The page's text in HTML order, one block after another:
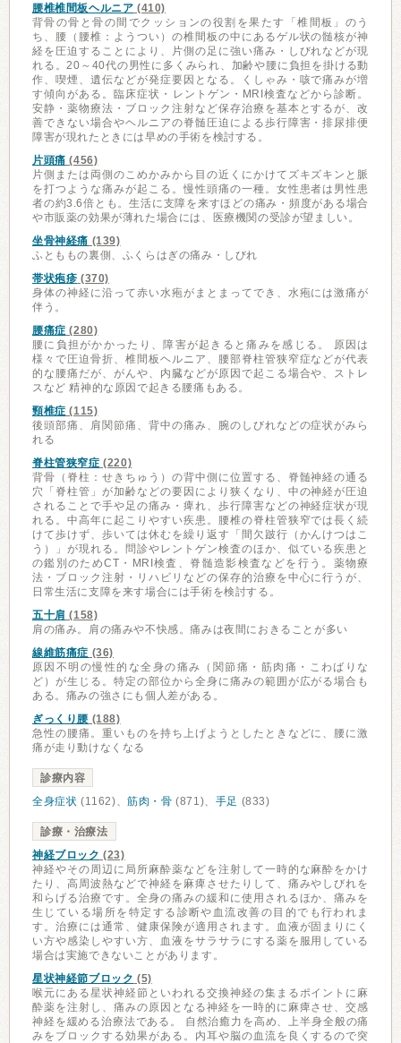
腰椎椎間板ヘルニア (410)
背骨の骨と骨の間でクッションの役割を果たす「椎間板」のう
ち、腰（腰椎：ようつい）の椎間板の中にあるゲル状の髄核が神
経を圧迫することにより、片側の足に強い痛み・しびれなどが現
れる。20～40代の男性に多くみられ、加齢や腰に負担を掛ける動
作、喫煙、遺伝などが発症要因となる。くしゃみ・咳で痛みが増
す傾向がある。臨床症状・レントゲン・MRI検査などから診断。
安静・薬物療法・ブロック注射など保存治療を基本とするが、改
善できない場合やヘルニアの脊髄圧迫による歩行障害・排尿排便
障害が現れたときには早めの手術を検討する。
片頭痛 (456)
片側または両側のこめかみから目の近くにかけてズキズキンと脈
を打つような痛みが起こる。慢性頭痛の一種。女性患者は男性患
者の約3.6倍とも。生活に支障を来すほどの痛み・頻度がある場合
や市販薬の効果が薄れた場合には、医療機関の受診が望ましい。
坐骨神経痛 (139)
ふとももの裏側、ふくらはぎの痛み・しびれ
帯状疱疹 (370)
身体の神経に沿って赤い水疱がまとまってでき、水疱には激痛が
伴う。
腰痛症 (280)
腰に負担がかかったり、障害が起きると痛みを感じる。 原因は
様々で圧迫骨折、椎間板ヘルニア、腰部脊柱管狭窄症などが代表
的な腰痛だが、がんや、内臓などが原因で起こる場合や、ストレ
スなど 精神的な原因で起きる腰痛もある。
頸椎症 (115)
後頭部痛、肩関節痛、背中の痛み、腕のしびれなどの症状がみら
れる
脊柱管狭窄症 (220)
背骨（脊柱：せきちゅう）の背中側に位置する、脊髄神経の通る
穴「脊柱管」が加齢などの要因により狭くなり、中の神経が圧迫
されることで手や足の痛み・痺れ、歩行障害などの神経症状が現
れる。中高年に起こりやすい疾患。腰椎の脊柱管狭窄では長く続
けて歩けず、歩いては休むを繰り返す「間欠跛行（かんけつはこ
う）」が現れる。問診やレントゲン検査のほか、似ている疾患と
の鑑別のためCT・MRI検査、脊髄造影検査などを行う。薬物療
法・ブロック注射・リハビリなどの保存的治療を中心に行うが、
日常生活に支障を来す場合には手術を検討する。
五十肩 (158)
肩の痛み。肩の痛みや不快感。痛みは夜間におきることが多い
線維筋痛症 (36)
原因不明の慢性的な全身の痛み（関節痛・筋肉痛・こわばりな
ど）が生じる。特定の部位から全身に痛みの範囲が広がる場合も
ある。痛みの強さにも個人差がある。
ぎっくり腰 (188)
急性の腰痛。重いものを持ち上げようとしたときなどに、腰に激
痛が走り動けなくなる
診療内容
全身症状 (1162)、筋肉・骨 (871)、 手足 (833)
診療・治療法
神経ブロック (23)
神経やその周辺に局所麻酔薬などを注射して一時的な麻酔をかけ
たり、高周波熱などで神経を麻痺させたりして、痛みやしびれを
和らげる治療です。全身の痛みの緩和に使用されるほか、痛みを
生じている場所を特定する診断や血流改善の目的でも行われま
す。治療には通常、健康保険が適用されます。血液が固まりにく
い方や感染しやすい方、血液をサラサラにする薬を服用している
場合は実施できないことがあります。
星状神経節ブロック (5)
喉元にある星状神経節といわれる交換神経の集まるポイントに麻
酔薬を注射し、痛みの原因となる神経を一時的に麻痺させ、交感
神経を緩める治療法である。 自然治癒力を高め、上半身全般の痛
みをブロックする効果がある。内耳や脳の血流を良くするので突